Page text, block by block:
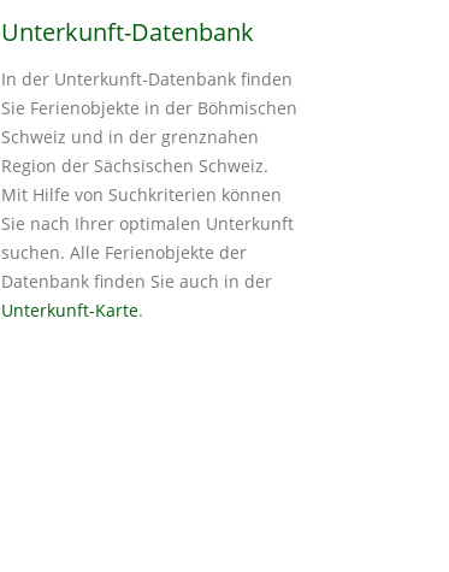
Unterkunft-Datenbank
In der Unterkunft-Datenbank finden
Sie Ferienobjekte in der Böhmischen
Schweiz und in der grenznahen
Region der Sächsischen Schweiz.
Mit Hilfe von Suchkriterien können
Sie nach Ihrer optimalen Unterkunft
suchen. Alle Ferienobjekte der
Datenbank finden Sie auch in der
Unterkunft-Karte.